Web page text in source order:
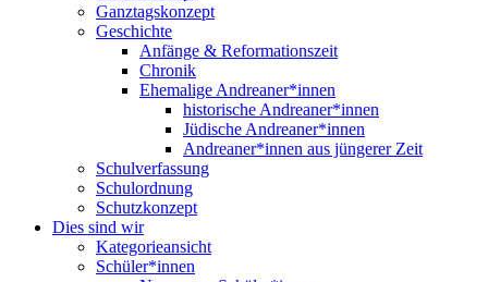
Ganztagskonzept
Geschichte
Anfänge & Reformationszeit
Chronik
Ehemalige Andreaner*innen
historische Andreaner*innen
Jüdische Andreaner*innen
Andreaner*innen aus jüngerer Zeit
Schulverfassung
Schulordnung
Schutzkonzept
Dies sind wir
Kategorieansicht
Schüler*innen